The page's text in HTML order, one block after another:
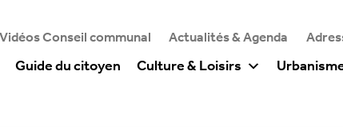
Conseil communal Actualités & Agenda
Guide du citoyen Culture & Loisirs